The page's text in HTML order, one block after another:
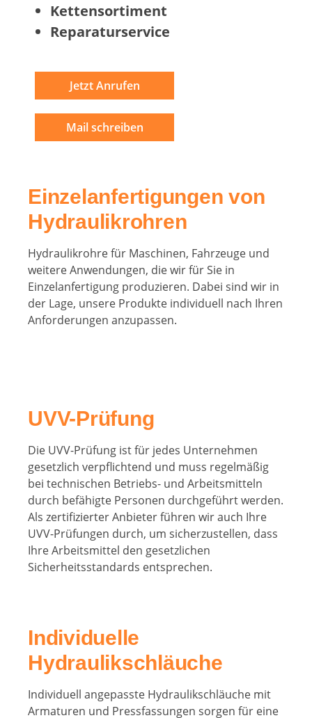
Kettensortiment
Reparaturservice
Jetzt Anrufen
Mail schreiben
Einzelanfertigungen von
Hydraulikrohren
Hydraulikrohre für Maschinen, Fahrzeuge und
weitere Anwendungen, die wir für Sie in
Einzelanfertigung produzieren. Dabei sind wir in
der Lage, unsere Produkte individuell nach Ihren
Anforderungen anzupassen.
UVV-Prüfung
Die UVV-Prüfung ist für jedes Unternehmen
gesetzlich verpflichtend und muss regelmäßig
bei technischen Betriebs- und Arbeitsmitteln
durch befähigte Personen durchgeführt werden.
Als zertifizierter Anbieter führen wir auch Ihre
UVV-Prüfungen durch, um sicherzustellen, dass
Ihre Arbeitsmittel den gesetzlichen
Sicherheitsstandards entsprechen.
Individuelle
Hydraulikschläuche
Individuell angepasste Hydraulikschläuche mit
Armaturen und Pressfassungen sorgen für eine